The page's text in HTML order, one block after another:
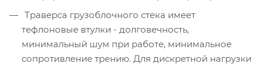
Траверса грузоблочного стека имеет
тефлоновые втулки - долговечность,
минимальный шум при работе, минимальное
сопротивление трению. Для дискретной нагрузки